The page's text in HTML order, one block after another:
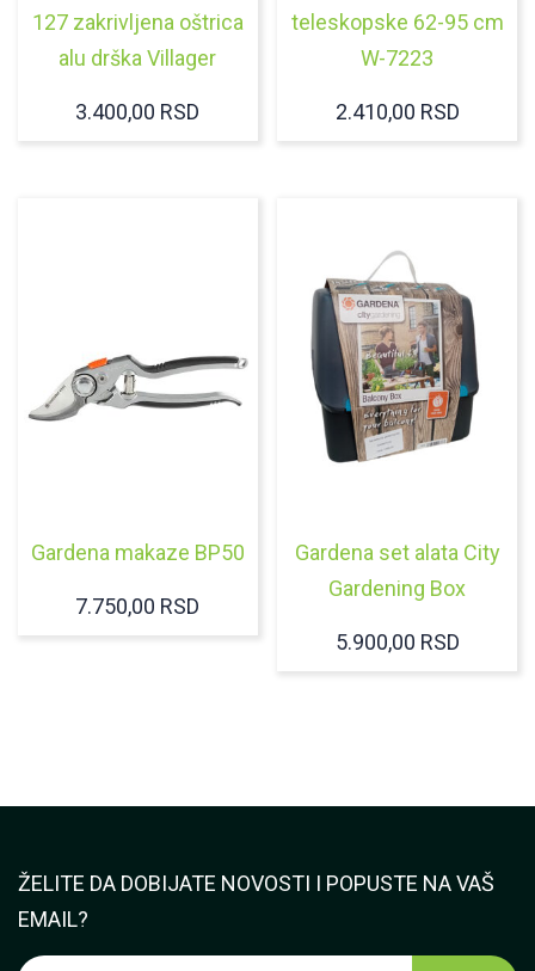
127 zakrivljena oštrica
alu drška Villager
3.400,00 RSD
teleskopske 62-95 cm
W-7223
2.410,00 RSD
Gardena makaze BP50
7.750,00 RSD
Gardena set alata City
Gardening Box
5.900,00 RSD
ŽELITE DA DOBIJATE NOVOSTI I POPUSTE NA VAŠ
EMAIL?